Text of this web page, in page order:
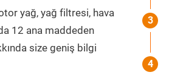
yağ, yağ filtresi, hava
12 ana maddeden
size geniş bilgi
3
4